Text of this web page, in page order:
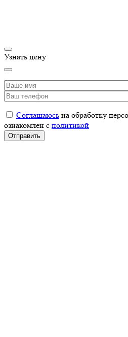
Узнать цену
Соглашаюсь на обработку
ознакомлен с политикой